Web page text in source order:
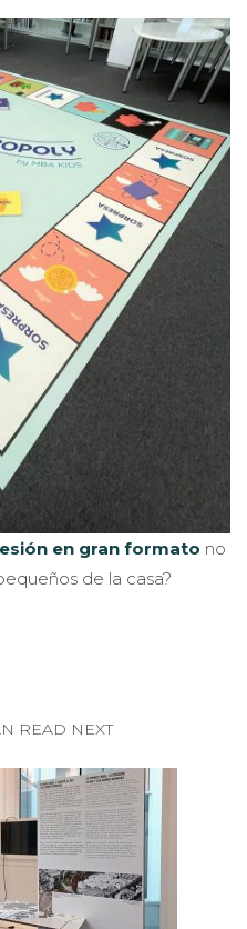
en gran formato no
de la casa?
READ NEXT